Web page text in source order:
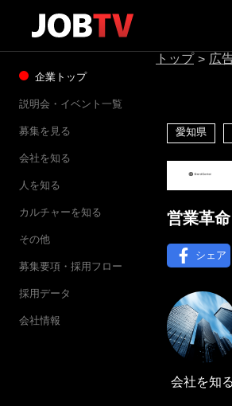
企業トップ
説明会・イベント一覧
募集を見る
会社を知る
人を知る
カルチャーを知る
その他
募集要項・採用フロー
採用データ
会社情報
トップ > 広
愛知県
営業革
シェア
会社を知る